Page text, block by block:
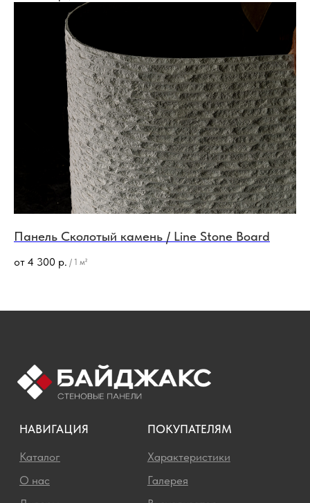
Панель Сколотый камень / Line Stone Board
от 4 300 р. / 1 м²
Политика конфиденциальности
Разработка сайта
Пользовательское соглашение